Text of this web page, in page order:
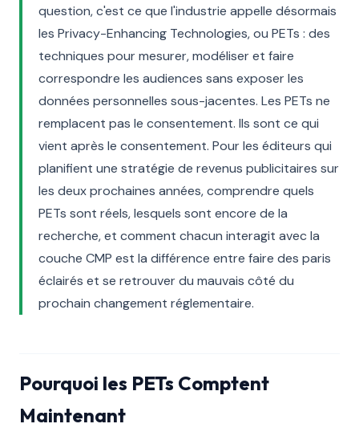
question, c'est ce que l'industrie appelle désormais
les Privacy-Enhancing Technologies, ou PETs : des
techniques pour mesurer, modéliser et faire
correspondre les audiences sans exposer les
données personnelles sous-jacentes. Les PETs ne
remplacent pas le consentement. Ils sont ce qui
vient après le consentement. Pour les éditeurs qui
planifient une stratégie de revenus publicitaires sur
les deux prochaines années, comprendre quels
PETs sont réels, lesquels sont encore de la
recherche, et comment chacun interagit avec la
couche CMP est la différence entre faire des paris
éclairés et se retrouver du mauvais côté du
prochain changement réglementaire.
Pourquoi les PETs Comptent
Maintenant